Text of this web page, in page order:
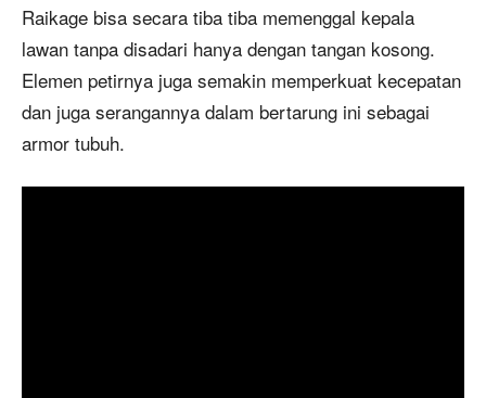
Raikage bisa secara tiba tiba memenggal kepala
lawan tanpa disadari hanya dengan tangan kosong.
Elemen petirnya juga semakin memperkuat kecepatan
dan juga serangannya dalam bertarung ini sebagai
armor tubuh.